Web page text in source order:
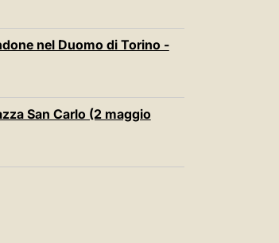
nel Duomo di Torino -
San Carlo (2 maggio